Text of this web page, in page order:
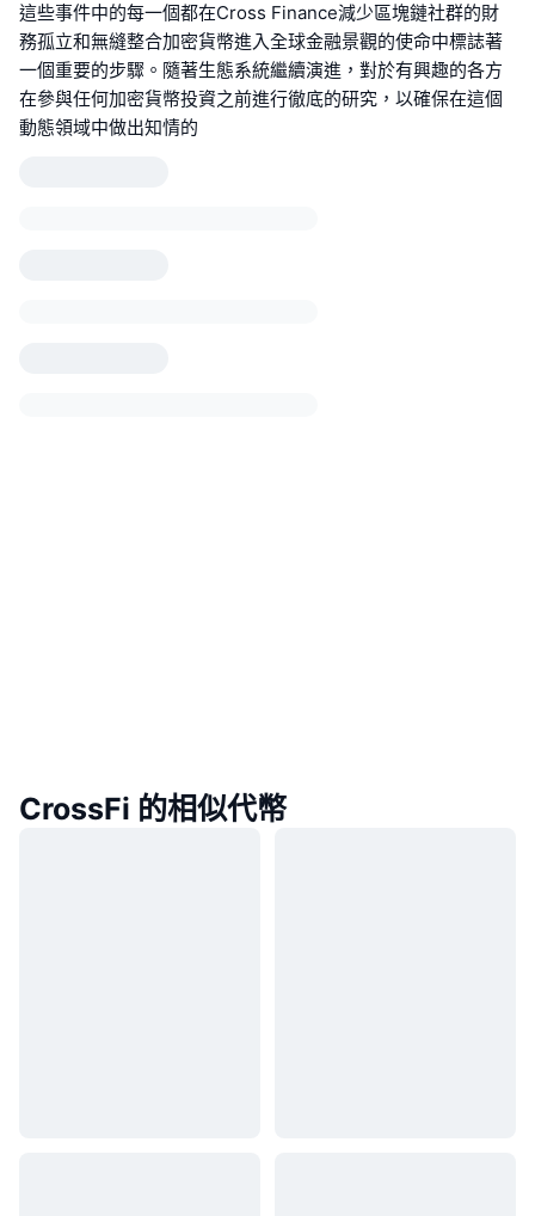
這些事件中的每一個都在Cross Finance減少區塊鏈社群的財
務孤立和無縫整合加密貨幣進入全球金融景觀的使命中標誌著
一個重要的步驟。隨著生態系統繼續演進，對於有興趣的各方
在參與任何加密貨幣投資之前進行徹底的研究，以確保在這個
動態領域中做出知情的
CrossFi 的相似代幣